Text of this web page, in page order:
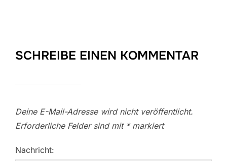
SCHREIBE EINEN KOMMENTAR
Deine E-Mail-Adresse wird nicht veröffentlicht.
Erforderliche Felder sind mit *markiert
Nachricht: